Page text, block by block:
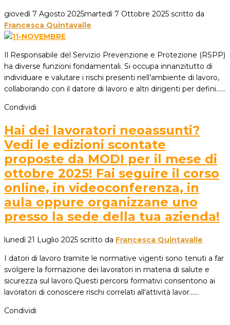
giovedì 7 Agosto 2025martedì 7 Ottobre 2025 scritto da
Francesca Quintavalle
Il Responsabile del Servizio Prevenzione e Protezione (RSPP)
ha diverse funzioni fondamentali. Si occupa innanzitutto di
individuare e valutare i rischi presenti nell’ambiente di lavoro,
collaborando con il datore di lavoro e altri dirigenti per defini...…
Condividi
Hai dei lavoratori neoassunti?
Vedi le edizioni scontate
proposte da MODI per il mese di
ottobre 2025! Fai seguire il corso
online, in videoconferenza, in
aula oppure organizzane uno
presso la sede della tua azienda!
lunedì 21 Luglio 2025 scritto da Francesca Quintavalle
I datori di lavoro tramite le normative vigenti sono tenuti a far
svolgere la formazione dei lavoratori in materia di salute e
sicurezza sul lavoro.Questi percorsi formativi consentono ai
lavoratori di conoscere rischi correlati all'attività lavor...…
Condividi